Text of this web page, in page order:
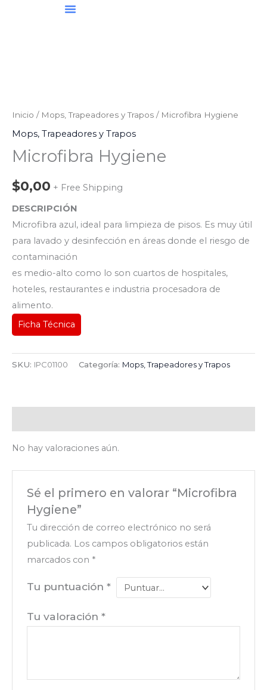
Inicio / Mops, Trapeadores y Trapos / Microfibra Hygiene
Mops, Trapeadores y Trapos
Microfibra Hygiene
$0,00 + Free Shipping
DESCRIPCIÓN
Microfibra azul, ideal para limpieza de pisos. Es muy útil
para lavado y desinfección en áreas donde el riesgo de
contaminación
es medio-alto como lo son cuartos de hospitales,
hoteles, restaurantes e industria procesadora de
alimento.
Ficha Técnica
SKU: IPC01100 Categoría: Mops, Trapeadores y Trapos
No hay valoraciones aún.
Sé el primero en valorar “Microfibra
Hygiene”
Tu dirección de correo electrónico no será
publicada. Los campos obligatorios están
marcados con *
Tu puntuación*
Tu valoración*